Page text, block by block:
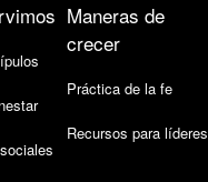
Maneras de
crecer
Práctica de la fe
Recursos para líderes